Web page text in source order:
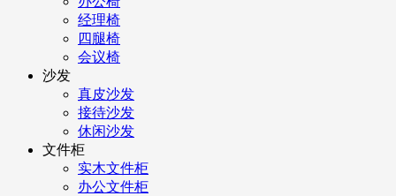
经理椅
四腿椅
会议椅
沙发
真皮沙发
接待沙发
休闲沙发
文件柜
实木文件柜
办公文件柜